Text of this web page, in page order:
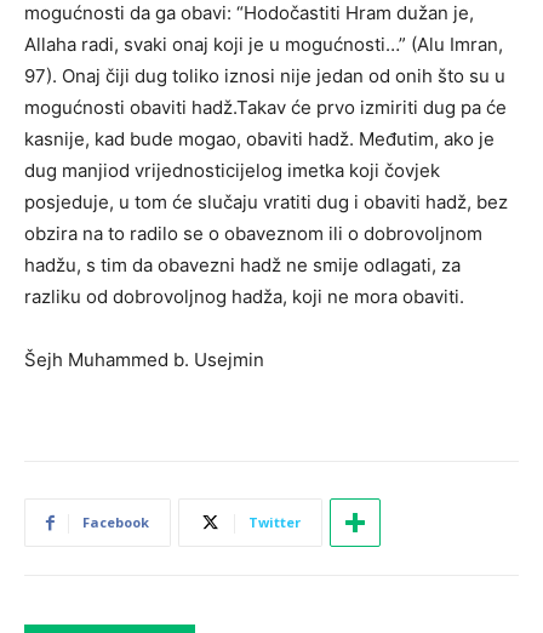
mogućnosti da ga obavi: “Hodočastiti Hram dužan je,
Allaha radi, svaki onaj koji je u mogućnosti…” (Alu Imran,
97). Onaj čiji dug toliko iznosi nije jedan od onih što su u
mogućnosti obaviti hadž.Takav će prvo izmiriti dug pa će
kasnije, kad bude mogao, obaviti hadž. Međutim, ako je
dug manjiod vrijednosticijelog imetka koji čovjek
posjeduje, u tom će slučaju vratiti dug i obaviti hadž, bez
obzira na to radilo se o obaveznom ili o dobrovoljnom
hadžu, s tim da obavezni hadž ne smije odlagati, za
razliku od dobrovoljnog hadža, koji ne mora obaviti.
Šejh Muhammed b. Usejmin
Facebook Twitter